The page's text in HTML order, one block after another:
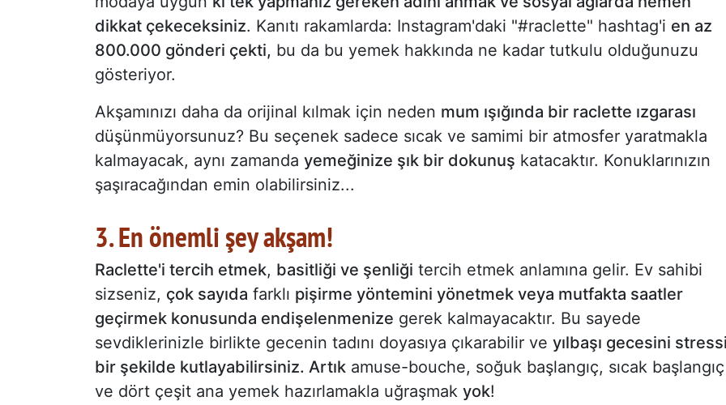
dikkat çekeceksiniz. Kanıtı rakamlarda: Instagram'daki "#raclette" hashtag'i en az
800.000 gönderi çekti, bu da bu yemek hakkında ne kadar tutkulu olduğunuzu
gösteriyor.
Akşamınızı daha da orijinal kılmak için neden mum ışığında bir raclette ızgarası
düşünmüyorsunuz? Bu seçenek sadece sıcak ve samimi bir atmosfer yaratmakla
kalmayacak, aynı zamanda yemeğinize şık bir dokunuş katacaktır. Konuklarınızın
şaşıracağından emin olabilirsiniz...
3. En önemli şey akşam!
Raclette'i tercih etmek, basitliği ve şenliği tercih etmek anlamına gelir. Ev sahibi
sizseniz, çok sayıda farklı pişirme yöntemini yönetmek veya mutfakta saatler
geçirmek konusunda endişelenmenize gerek kalmayacaktır. Bu sayede
sevdiklerinizle birlikte gecenin tadını doyasıya çıkarabilir ve yılbaşı gecesini
bir şekilde kutlayabilirsiniz. Artık amuse-bouche, soğuk başlangıç, sıcak başlangıç
ve dört çeşit ana yemek hazırlamakla uğraşmak yok!